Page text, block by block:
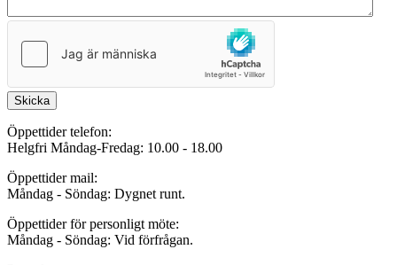
Skicka
Öppettider telefon:
Helgfri Måndag-Fredag: 10.00 - 18.00
Öppettider mail:
Måndag - Söndag: Dygnet runt.
Öppettider för personligt möte:
Måndag - Söndag: Vid förfrågan.